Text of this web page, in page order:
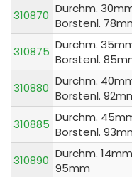
310870 Durchm.
Borstenl.
310875 Durchm.
Borstenl.
310880 Durchm.
Borstenl.
310885 Durchm.
Borstenl.
310890 Durchm.
95mm